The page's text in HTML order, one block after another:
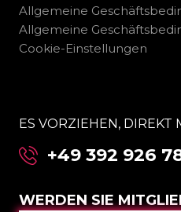
Allgemeine
Allgemeine
Cookie-Einstellungen
ES VORZIEHEN, DIREKT
+49 392 926
WERDEN SIE